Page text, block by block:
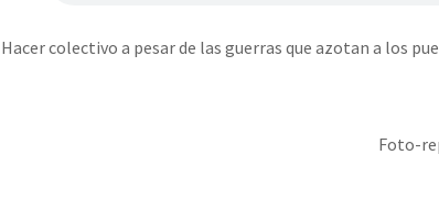
Hacer colectivo a pesar de las guerras que azotan a los
Foto-